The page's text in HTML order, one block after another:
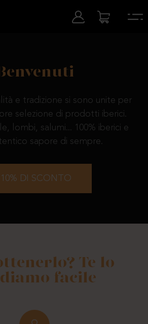
e tradizione si sono unite per
selezione di prodotti iberici.
lombi, salumi... 100% iberici e
sapore di sempre.
DI SCONTO
Te lo
facile